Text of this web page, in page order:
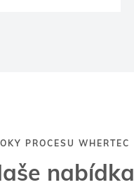
PROCESU WHERTEC
nabídka